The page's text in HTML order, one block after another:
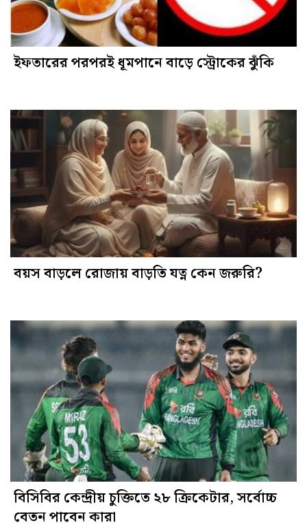
ইফতারের পরপরই ধূমপানে বাড়ে স্ট্রোকের ঝুঁকি
বয়স বাড়লে রোজায় বাড়তি যত্ন কেন জরুরি?
বিসিবির কেন্দ্রীয় চুক্তিতে ২৮ ক্রিকেটার, সর্বোচ্চ
বেতন পাবেন কারা